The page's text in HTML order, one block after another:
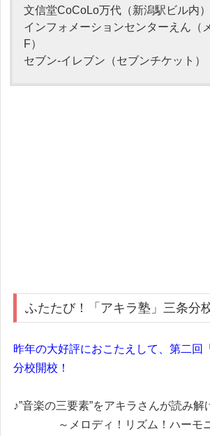
文信堂CoCoLo万代（新潟駅ビル内）
インフォメーションセンターえん（
F）
セブン-イレブン（セブンチケット）
ふたたび！「アキラ塾」三条分
昨年の大好評におこたえして、第二回
分校開校！
♪”音楽の三要素”をアキラさんが読み解
～メロディ！リズム！ハーモニ